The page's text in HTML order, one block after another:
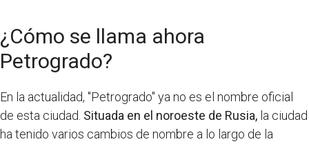
¿Cómo se llama ahora
Petrogrado?
En la actualidad, "Petrogrado" ya no es el nombre oficial
de esta ciudad. Situada en el noroeste de Rusia, la ciudad
ha tenido varios cambios de nombre a lo largo de la